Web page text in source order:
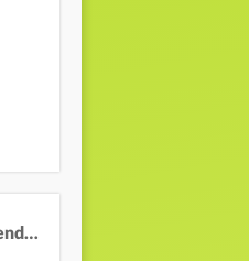
BaWü: Mann springt vor fahrendes Auto und schießt